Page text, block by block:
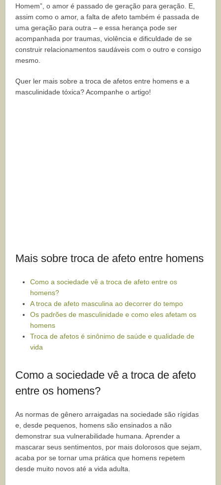
Homem”, o amor é passado de geração para geração. E,
assim como o amor, a falta de afeto também é passada de
uma geração para outra – e essa herança pode ser
acompanhada por traumas, violência e dificuldade de se
construir relacionamentos saudáveis com o outro e consigo
mesmo.
Quer ler mais sobre a troca de afetos entre homens e a
masculinidade tóxica? Acompanhe o artigo!
Mais sobre troca de afeto entre homens
Como a sociedade vê a troca de afeto entre os
homens?
A troca de afeto masculina ao decorrer do tempo
Os padrões de masculinidade e como eles afetam os
homens
Troca de afetos é sinônimo de saúde e qualidade de
vida
Como a sociedade vê a troca de afeto
entre os homens?
As normas de gênero arraigadas na sociedade são rígidas
e, desde pequenos, homens são ensinados a não
demonstrar sua vulnerabilidade humana. Aprender a
mascarar seus sentimentos, por mais dolorosos que sejam,
acaba por se tornar uma prática que homens repetem
desde muito novos até a vida adulta.